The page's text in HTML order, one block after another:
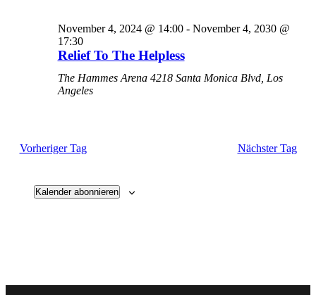
Relief To The Helpless
November 4, 2024 @ 14:00- November 4, 2030 @
17:30
The Hammes Arena 4218 Santa Monica Blvd, Los
Angeles
Vorheriger Tag Nächster Tag
Kalender abonnieren